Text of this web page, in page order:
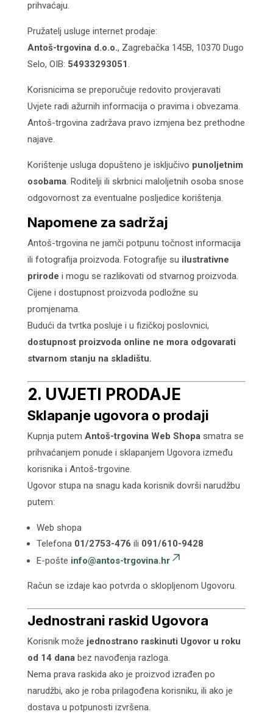
prihvaćaju.
Pružatelj usluge internet prodaje:
Antoš-trgovina d.o.o., Zagrebačka 145B, 10370 Dugo
Selo, OIB: 54933293051.
Korisnicima se preporučuje redovito provjeravati
Uvjete radi ažurnih informacija o pravima i obvezama.
Antoš-trgovina zadržava pravo izmjena bez prethodne
najave.
Korištenje usluga dopušteno je isključivo punoljetnim
osobama. Roditelji ili skrbnici maloljetnih osoba snose
odgovornost za eventualne posljedice korištenja.
Napomene za sadržaj
Antoš-trgovina ne jamči potpunu točnost informacija
ili fotografija proizvoda. Fotografije su ilustrativne
prirode i mogu se razlikovati od stvarnog proizvoda.
Cijene i dostupnost proizvoda podložne su
promjenama.
Budući da tvrtka posluje i u fizičkoj poslovnici,
dostupnost proizvoda online ne mora odgovarati
stvarnom stanju na skladištu.
2. UVJETI PRODAJE
Sklapanje ugovora o prodaji
Kupnja putem Antoš-trgovina Web Shopasmatra se
prihvaćanjem ponude i sklapanjem Ugovora između
korisnika i Antoš-trgovine.
Ugovor stupa na snagu kada korisnik dovrši narudžbu
putem:
Web shopa
Telefona 01/2753-476 ili 091/610-9428
E-pošte info@antos-trgovina.hr
Račun se izdaje kao potvrda o sklopljenom Ugovoru.
Jednostrani raskid Ugovora
Korisnik može jednostrano raskinuti Ugovor u roku
od 14 danabez navođenja razloga.
Nema prava raskida ako je proizvod izrađen po
narudžbi, ako je roba prilagođena korisniku, ili ako je
dostava u potpunosti izvršena.